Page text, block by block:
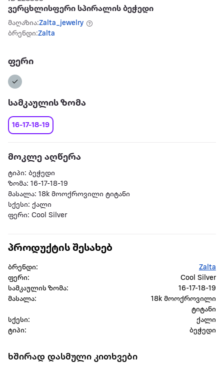
ვერცხლისფერი სპირალის ბეჭედი
მაღაზია:Zalta_jewelry
ბრენდი:Zalta
ფერი
სამკაულის ზომა
16-17-18-19
მოკლე აღწერა
ტიპი: ბეჭედი
ზომა: 16-17-18-19
მასალა: 18k მოოქროვილი ტიტანი
სქესი: ქალი
ფერი: Cool Silver
პროდუქტის შესახებ
ბრენდი:
Zalta
ფერი:
Cool Silver
სამკაულის ზომა:
16-17-18-19
მასალა:
18k მოოქროვილი
ტიტანი
სქესი:
ქალი
ტიპი:
ბეჭედი
ხშირად დასმული კითხვები